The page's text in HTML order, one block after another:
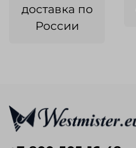
доставка по
России